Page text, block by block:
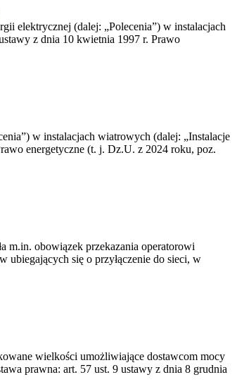
elektrycznej (dalej: „Polecenia”) w instalacjach
z dnia 10 kwietnia 1997 r. Prawo
w instalacjach wiatrowych (dalej: „Instalacje
energetyczne (t. j. Dz.U. z 2024 roku, poz.
m.in. obowiązek przekazania operatorowi
ubiegających się o przyłączenie do sieci, w
wielkości umożliwiające dostawcom mocy
prawna: art. 57 ust. 9 ustawy z dnia 8 grudnia